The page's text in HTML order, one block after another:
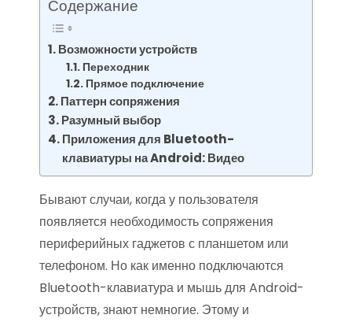
Содержание
Возможности устройств
Переходник
Прямое подключение
Паттерн сопряжения
Разумный выбор
Приложения для Bluetooth-
клавиатуры на Android: Видео
Бывают случаи, когда у пользователя
появляется необходимость сопряжения
периферийных гаджетов с планшетом или
телефоном. Но как именно подключаются
Bluetooth-клавиатура и мышь для Android-
устройств, знают немногие. Этому и